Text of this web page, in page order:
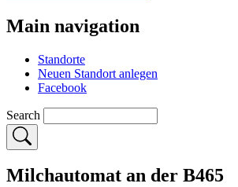
Main navigation
Standorte
Neuen Standort anlegen
Facebook
Search
Milchautomat an der B465